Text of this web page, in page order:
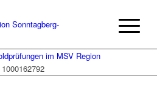
im MSV Region
1000162792